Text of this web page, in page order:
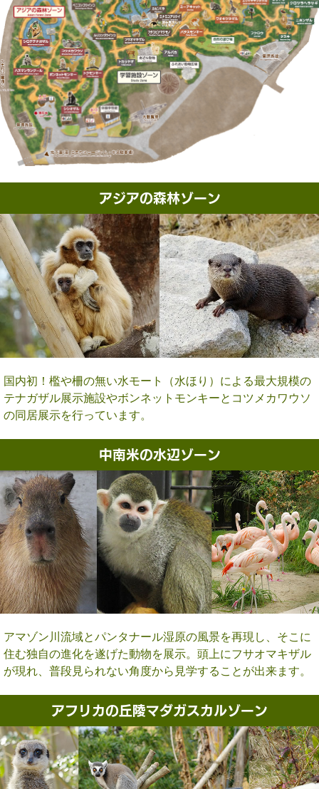
アジアの森林ゾーン
国内初！檻や柵の無い水モート（水ほり）による最大規模の
テナガザル展示施設やボンネットモンキーとコツメカワウソ
の同居展示を行っています。
中南米の水辺ゾーン
アマゾン川流域とパンタナール湿原の風景を再現し、そこに
住む独自の進化を遂げた動物を展示。頭上にフサオマキザル
が現れ、普段見られない角度から見学することが出来ます。
アフリカの丘陵マダガスカルゾーン